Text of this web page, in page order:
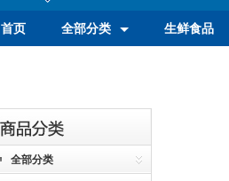
首页 全部分类 生鲜食品
全部分类